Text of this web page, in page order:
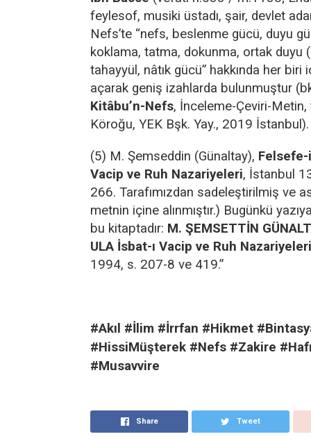
feylesof, musiki üstadı, şair, devlet
Nefs’te “nefs, beslenme gücü, duyu
koklama, tatma, dokunma, ortak duyu
tahayyül, nâtık gücü” hakkında her biri
açarak geniş izahlarda bulunmuştur
Kitâbu’n-Nefs, İnceleme-Çeviri-
Köroğu, YEK Bşk. Yay., 2019 İstanbul).
(5) M. Şemseddin (Günaltay), Felsefe-
Vacip ve Ruh Nazariyeleri, İstanbul
266. Tarafımızdan sadeleştirilmiş ve
metnin içine alınmıştır.) Bugünkü
bu kitaptadır: M. ŞEMSETTİN
ULA İsbat-ı Vacip ve Ruh Nazariyeleri
1994, s. 207-8 ve 419.”
#Akıl #İlim #İrrfan #Hikmet
#HissiMüşterek #Nefs #Zakire
#Musavvire
Share Tweet